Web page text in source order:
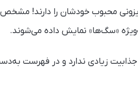
محبوب خودشان را دارند! مشخص
«سگ‌ها» نمایش داده می‌شوند.